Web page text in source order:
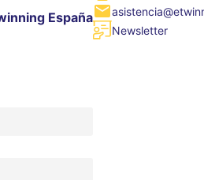
España
Newsletter